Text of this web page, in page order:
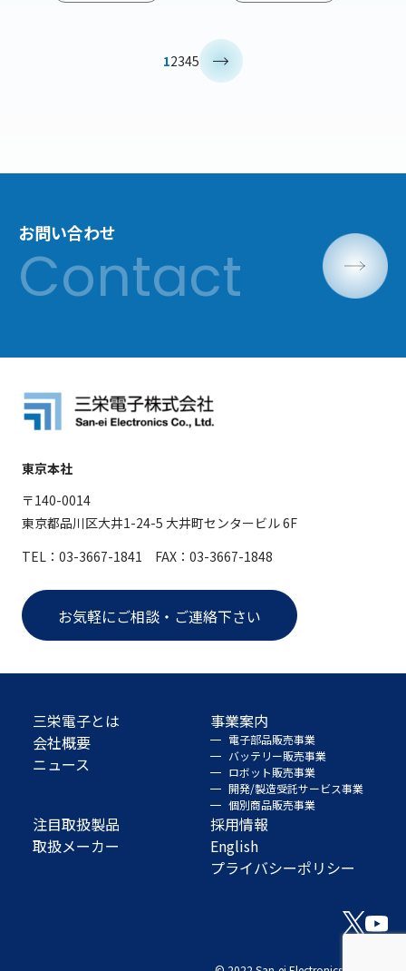
12345
お問い合わせ
東京本社
〒140-0014
東京都品川区大井1-24-5 大井町センタービル 6F
TEL：03-3667-1841 FAX：03-3667-1848
お気軽にご相談・ご連絡下さい
三栄電子とは
会社概要
ニュース
事業案内
電子部品販売事業
バッテリー販売事業
ロボット販売事業
開発/製造受託サービス事業
個別商品販売事業
注目取扱製品
取扱メーカー
採用情報
English
プライバシーポリシー